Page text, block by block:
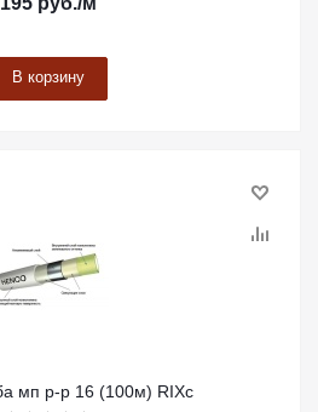
В корзину
HENCO труба мп р-р 16 (100м) RIXc